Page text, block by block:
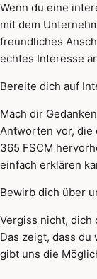
Wenn du eine
mit dem
freundliches
echtes Interesse
Bereite dich auf
Mach dir
Antworten vor, die
365 FSCM
einfach erklären
Bewirb dich über
Vergiss nicht, dich
Das zeigt, dass
gibt uns die